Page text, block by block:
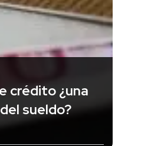
crédito ¿una
sueldo?